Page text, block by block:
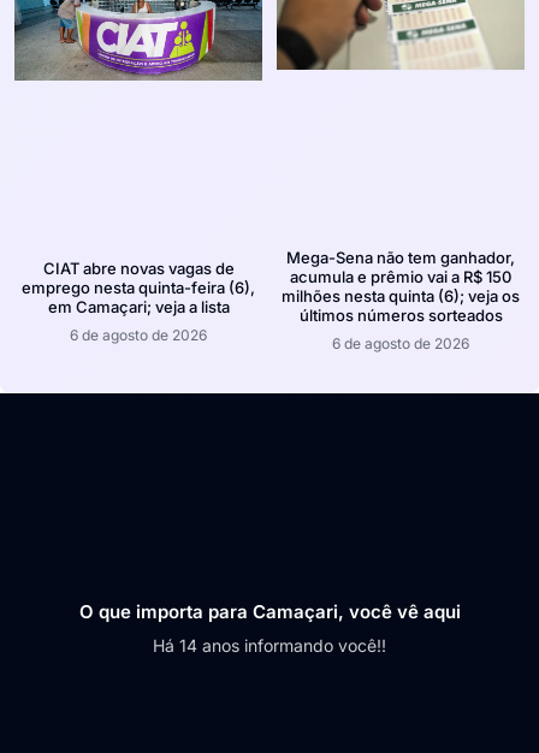
CIAT abre novas vagas de
emprego nesta quinta-feira (6),
em Camaçari; veja a lista
6 de agosto de 2026
Mega-Sena não tem ganhador,
acumula e prêmio vai a R$ 150
milhões nesta quinta (6); veja os
últimos números sorteados
6 de agosto de 2026
O que importa para Camaçari, você vê aqui
Há 14 anos informando você!!